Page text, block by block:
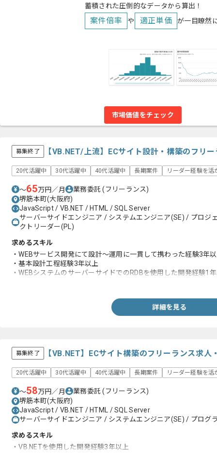
蓄積された圧倒的なデータから算出！
案件倍率 や 適正単価 が一目瞭然
市場価値をチェック
募集終了 【VB.NET/上流】ECサイト設計・構築のフリ
20代活躍中 30代活躍中 40代活躍中 長期案件 リーダー経験を活
〜65万円／月 業務委託(フリーランス)
堺筋本町(大阪府)
JavaScript / VB.NET / HTML / SQL Server
サーバーサイドエンジニア / システムエンジニア(SE) / プロジ
クトリーダー(PL)
求めるスキル
・WEBサービス開発にて設計～運用に一貫して携わった経験3年
・基本設計工程経験3年以上
・WEBシステムのサーバーサイドでのRDBを使用した開発経験1
詳細を見る
募集終了 【VB.NET】ECサイト構築のフリーランス求人
20代活躍中 30代活躍中 40代活躍中 長期案件 リーダー経験を活
〜58万円／月 業務委託(フリーランス)
堺筋本町(大阪府)
JavaScript / VB.NET / HTML / SQL Server
サーバーサイドエンジニア / システムエンジニア(SE) / プログ
求めるスキル
・VB.NETを使用した開発経験3年以上